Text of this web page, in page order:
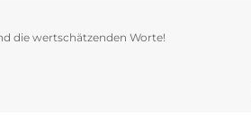
die wertschätzenden Worte!